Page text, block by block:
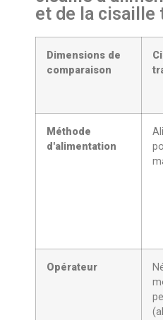
et de la cisaille
Dimensions de
comparaison
Méthode
d'alimentation
Opérateur